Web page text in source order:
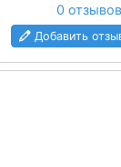
0 отзывов
Добавить